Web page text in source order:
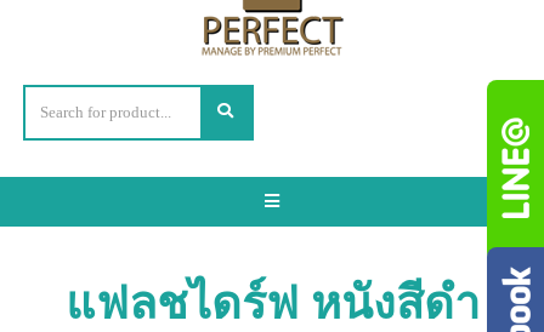
Toggle
แฟลชไดร์ฟ หนังสีดำ